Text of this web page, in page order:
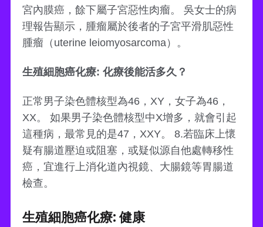
宮內膜癌，餘下屬子宮惡性肉瘤。 吳女士的病
理報告顯示，腫瘤屬於後者的子宮平滑肌惡性
腫瘤（uterine leiomyosarcoma）。
生殖細胞癌化療: 化療後能活多久？
正常男子染色體核型為46，XY，女子為46，
XX。 如果男子染色體核型中X增多，就會引起
這種病，最常見的是47，XXY。 8.若臨床上懷
疑有腸道壓迫或阻塞，或疑似源自他處轉移性
癌，宜進行上消化道內視鏡、大腸鏡等胃腸道
檢查。
生殖細胞癌化療: 健康